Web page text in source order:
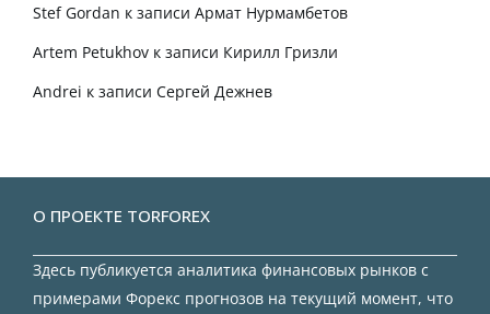
Stef Gordan к записи Армат Нурмамбетов
Artem Petukhov к записи Кирилл Гризли
Andrei к записи Сергей Дежнев
О ПРОЕКТЕ TORFOREX
Здесь публикуется аналитика финансовых рынков с
примерами Форекс прогнозов на текущий момент, что